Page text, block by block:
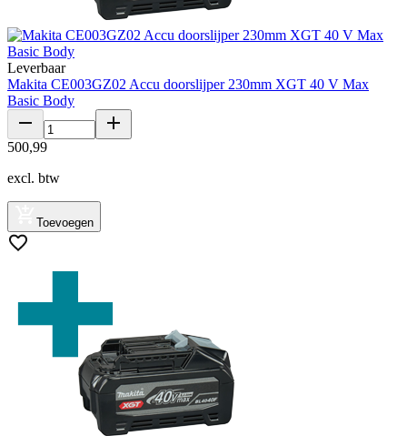
Leverbaar
Makita CE003GZ02 Accu doorslijper 230mm XGT 40 V Max
Basic Body
500,99
excl. btw
Toevoegen